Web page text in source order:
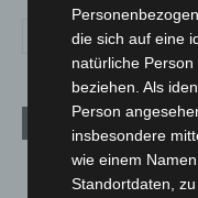
Aktuelle Beiträge
Niedersachsen:
Waldbrandeinsatz
die sich auf eine
natürliche
beziehen. Als
Person
insbesondere
wie einem
Standortdaten,